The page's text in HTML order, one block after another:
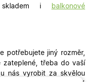
skladem i
balkonové
potřebujete jiný rozměr,
zateplené, třeba do vaší
nás vyrobit za skvělou